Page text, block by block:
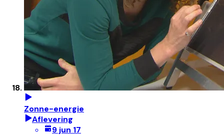
Zonne-energie
Aflevering
9 jun 17